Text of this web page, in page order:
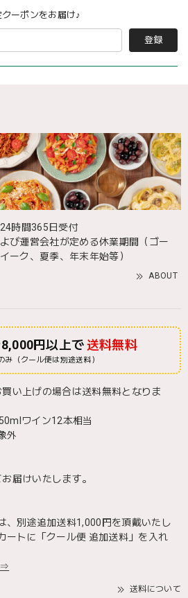
ーポンをお届け♪
登録
時間365日受付
び運営会社が定める休業期間（ゴー
ーク、夏季、年末年始等）
ABOUT
円以上で送料無料
（クール便は別途送料）
い上げの場合は送料無料となりま
ワイン12本相当
外
届けいたします。
、別途追加送料1,000円を頂戴いたし
ートに「クール便 追加送料」を入れ
⇒
送料について